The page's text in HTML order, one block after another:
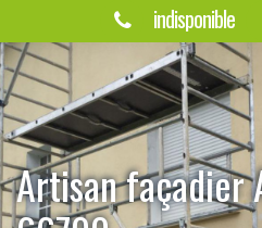
indisponible
Artisan façadier